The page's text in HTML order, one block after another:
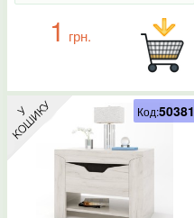
1 грн.
Код:50381